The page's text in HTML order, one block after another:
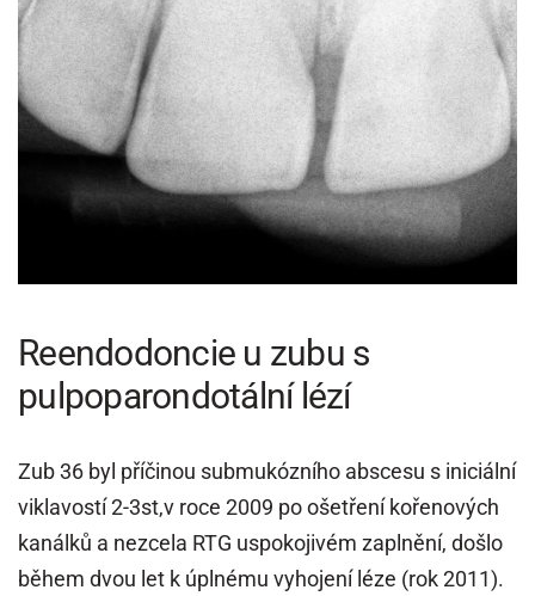
Reendodoncie u zubu s
pulpoparondotální lézí
Zub 36 byl příčinou submukózního abscesu s iniciální
viklavostí 2-3st,v roce 2009 po ošetření kořenových
kanálků a nezcela RTG uspokojivém zaplnění, došlo
během dvou let k úplnému vyhojení léze (rok 2011).